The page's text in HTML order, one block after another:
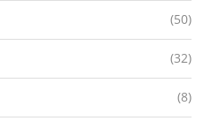
(50)
(32)
(8)